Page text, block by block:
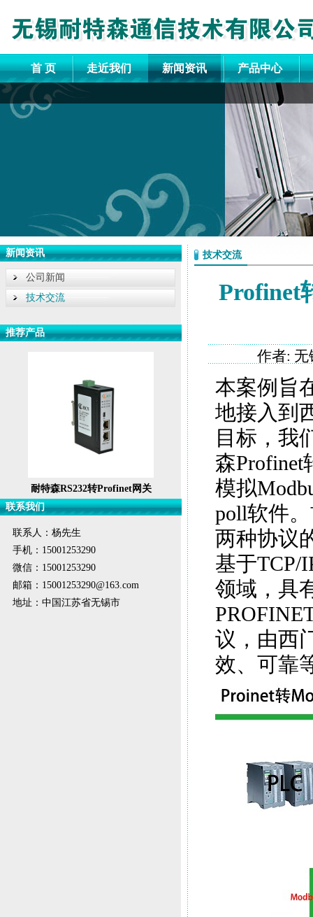
首 页 走近我们 新闻资讯 产品中心
新闻资讯
公司新闻
技术交流
推荐产品
耐特森RS232转Profinet网关
联系我们
联系人：杨先生
手机：15001253290
微信：15001253290
邮箱：15001253290@163.com
地址：中国江苏省无锡市
技术交流
Profinet
作者:
本案例旨
地接入到
目标，我
森Profinet
模拟
poll软件
两种协议
基于TCP/
领域，具
议，由西
效、可靠